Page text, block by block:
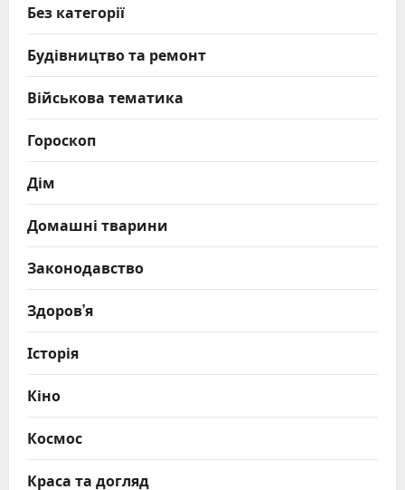
Без категорії
Будівництво та ремонт
Військова тематика
Гороскоп
Дім
Домашні тварини
Законодавство
Здоров’я
Історія
Кіно
Космос
Краса та догляд